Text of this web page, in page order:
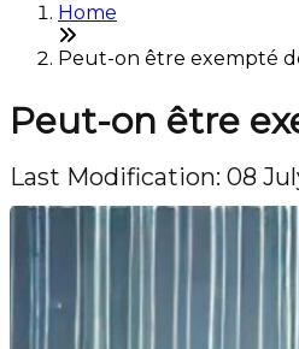
Home
Peut-on être exempté
Peut-on être
Last Modification: 08